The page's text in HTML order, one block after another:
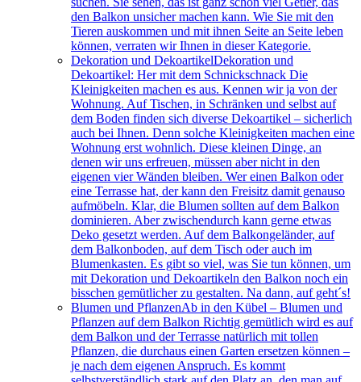
den Balkon unsicher machen kann. Wie Sie mit den
Tieren auskommen und mit ihnen Seite an Seite leben
können, verraten wir Ihnen in dieser Kategorie.
Dekoration und DekoartikelDekoration und
Dekoartikel: Her mit dem Schnickschnack Die
Kleinigkeiten machen es aus. Kennen wir ja von der
Wohnung. Auf Tischen, in Schränken und selbst auf
dem Boden finden sich diverse Dekoartikel – sicherlich
auch bei Ihnen. Denn solche Kleinigkeiten machen eine
Wohnung erst wohnlich. Diese kleinen Dinge, an
denen wir uns erfreuen, müssen aber nicht in den
eigenen vier Wänden bleiben. Wer einen Balkon oder
eine Terrasse hat, der kann den Freisitz damit genauso
aufmöbeln. Klar, die Blumen sollten auf dem Balkon
dominieren. Aber zwischendurch kann gerne etwas
Deko gesetzt werden. Auf dem Balkongeländer, auf
dem Balkonboden, auf dem Tisch oder auch im
Blumenkasten. Es gibt so viel, was Sie tun können, um
mit Dekoration und Dekoartikeln den Balkon noch ein
bisschen gemütlicher zu gestalten. Na dann, auf geht´s!
Blumen und PflanzenAb in den Kübel – Blumen und
Pflanzen auf dem Balkon Richtig gemütlich wird es auf
dem Balkon und der Terrasse natürlich mit tollen
Pflanzen, die durchaus einen Garten ersetzen können –
je nach dem eigenen Anspruch. Es kommt